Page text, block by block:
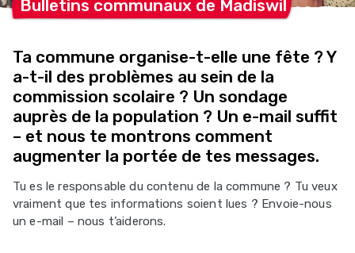
Bulletins communaux de Madiswil
Ta commune organise-t-elle une fête ? Y
a-t-il des problèmes au sein de la
commission scolaire ? Un sondage
auprès de la population ? Un e-mail suffit
– et nous te montrons comment
augmenter la portée de tes messages.
Tu es le responsable du contenu de la commune ? Tu veux
vraiment que tes informations soient lues ? Envoie-nous
un e-mail – nous t’aiderons.